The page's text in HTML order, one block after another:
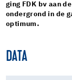
ging FDK bv aan
ondergrond in de
optimum.
DATA